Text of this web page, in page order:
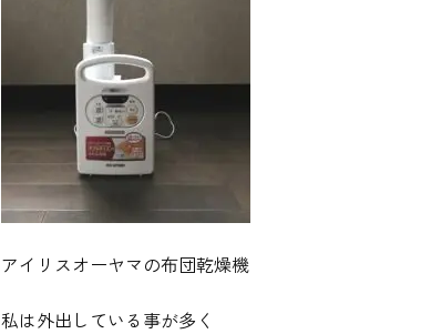
アイリスオーヤマの布団乾燥機
私は外出している事が多く